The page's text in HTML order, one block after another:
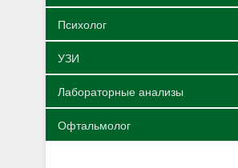
Психолог
УЗИ
Лабораторные анализы
Офтальмолог